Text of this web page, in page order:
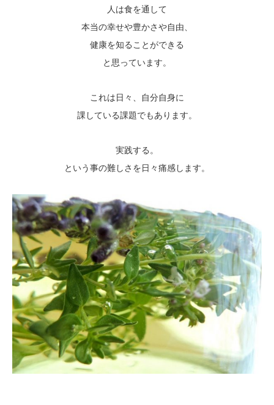
人は食を通して
本当の幸せや豊かさや自由、
健康を知ることができる
と思っています。
これは日々、自分自身に
課している課題でもあります。
実践する。
という事の難しさを日々痛感します。